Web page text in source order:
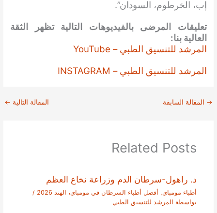
إب، الخرطوم، السودان”.
تعليقات المرضى بالفيديوهات التالية تظهر الثقة
العالية بنا:
المرشد للتنسيق الطبي – YouTube
المرشد للتنسيق الطبي – INSTAGRAM
→ المقالة السابقة المقالة التالية ←
Related Posts
د. راهول-سرطان الدم وزراعة نخاع العظم
أطباء مومباي, أفضل أطباء السرطان في مومباي، الهند 2026
/
بواسطة المرشد للتنسيق الطبي